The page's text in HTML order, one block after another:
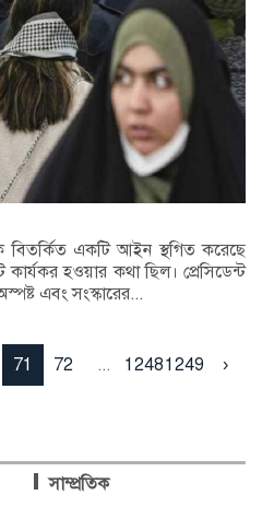
বিতর্কিত একটি আইন স্থগিত করেছে
হওয়ার কথা ছিল। প্রেসিডেন্ট
এবং সংস্কারের...
71 72 ... 12481249 ›
সাম্প্রতিক